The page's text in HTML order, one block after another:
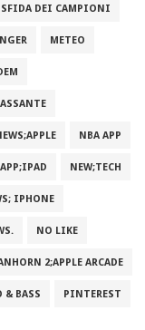
SFIDA DEI CAMPIONI
METEO
NBA APP
NEW;TECH
IPHONE
NO LIKE
2;APPLE ARCADE
& BASS PINTEREST